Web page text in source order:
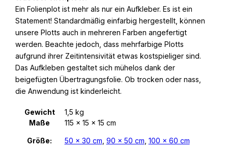
Ein Folienplot ist mehr als nur ein Aufkleber. Es ist ein
Statement! Standardmäßig einfarbig hergestellt, können
unsere Plotts auch in mehreren Farben angefertigt
werden. Beachte jedoch, dass mehrfarbige Plotts
aufgrund ihrer Zeitintensivität etwas kostspieliger sind.
Das Aufkleben gestaltet sich mühelos dank der
beigefügten Übertragungsfolie. Ob trocken oder nass,
die Anwendung ist kinderleicht.
Gewicht
1,5 kg
Maße
115 × 15 × 15 cm
Größe: 50 x 30 cm, 90 x 50 cm, 100 x 60 cm